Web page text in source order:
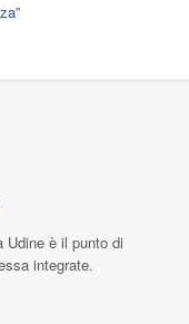
Udine è il punto di
integrate.